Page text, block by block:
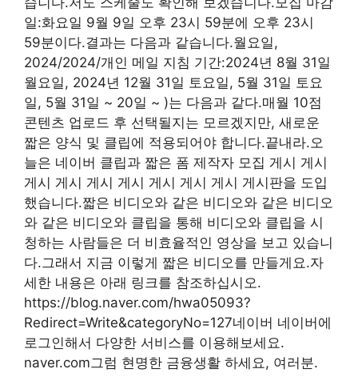
일:화요일 9월 9일 오후 23시 59분에 오후 23시
59분이다.결과는 다음과 같습니다.월요일,
2024/2024/개인 메일 지침 기간:2024년 8월 31일
월요일, 2024년 12월 31일 토요일, 5월 31일 토요
일, 5월 31일 ~ 20일 ~ )는 다음과 같다.매월 10점
콘텐츠 업로드 후 선택될지는 모르겠지만, 새로운
짧은 양식 및 클립에 적용되어야 합니다.끝내라.오
늘은 네이버 클립과 짧은 폼 제작자 모집 게시 게시
게시 게시 게시 게시 게시 게시 게시 게시판을 도입
했습니다.짧은 비디오와 같은 비디오와 같은 비디오
와 같은 비디오와 클립을 통해 비디오와 클립을 시
청하는 사람들은 더 비효율적인 영상을 보고 있습니
다.그래서 지금 이렇게 짧은 비디오를 만들게요.자
세한 내용은 아래 링크를 참조하십시오.
https://blog.naver.com/hwa05093?
Redirect=Write&categoryNo=127네이버 네이버에
로그인해서 다양한 서비스를 이용해보세요.
naver.com그럼 현명한 금융생활 하세요, 여러분.